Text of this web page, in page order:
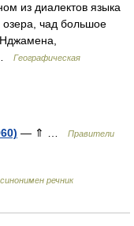
из диалектов языка
озера, чад большое
Географическая
— ⇑ …
Правители
речник